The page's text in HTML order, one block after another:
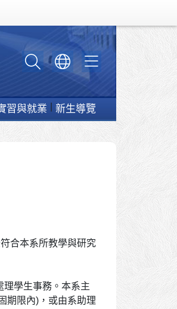
習與就業 新生導覽
合本系所教學與研究
理學生事務。本系主
期限內)，或由系助理